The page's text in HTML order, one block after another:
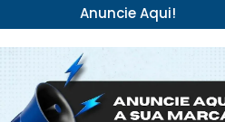
Anuncie Aqui!